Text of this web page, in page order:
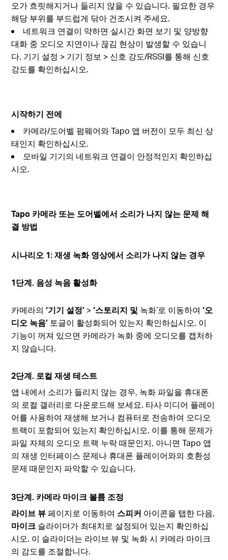
오가 흐릿해지거나 들리지 않을 수 있습니다. 필요한 경우
해당 부위를 부드럽게 닦아 건조시켜 주세요.
네트워크 연결이 약하면 실시간 화면 보기 및 양방향
대화 중 오디오 지연이나 끊김 현상이 발생할 수 있습니
다. 기기 설정 > 기기 정보 > 신호 강도/RSSI를 통해 신호
강도를 확인하십시오.
시작하기 전에
카메라/도어벨 펌웨어와 Tapo 앱 버전이 모두 최신 상
태인지 확인하십시오.
모바일 기기의 네트워크 연결이 안정적인지 확인하십
시오.
Tapo 카메라 또는 도어벨에서 소리가 나지 않는 문제 해
결 방법
시나리오 1: 재생 녹화 영상에서 소리가 나지 않는 경우
1단계. 음성 녹음 활성화
카메라의‘기기 설정’ >‘스토리지 및 녹화’로 이동하여‘오
디오 녹음’ 토글이 활성화되어 있는지 확인하십시오. 이
기능이 꺼져 있으면 카메라가 녹화 중에 오디오를 캡처하
지 않습니다.
2단계. 로컬 재생 테스트
앱 내에서 소리가 들리지 않는 경우, 녹화 파일을 휴대폰
의 로컬 갤러리로 다운로드해 보세요. 타사 미디어 플레이
어를 사용하여 재생해 보거나 컴퓨터로 전송하여 오디오
트랙이 포함되어 있는지 확인하십시오. 이를 통해 문제가
파일 자체의 오디오 트랙 누락 때문인지, 아니면 Tapo 앱
의 재생 인터페이스 문제나 휴대폰 플레이어와의 호환성
문제 때문인지 파악할 수 있습니다.
3단계. 카메라 마이크 볼륨 조정
라이브 뷰페이지로 이동하여 스피커 아이콘을 탭한 다음,
마이크 슬라이더가 최대치로 설정되어 있는지 확인하십
시오. 이 슬라이더는 라이브 뷰 및 녹화 시 카메라 마이크
의 감도를 조절합니다.